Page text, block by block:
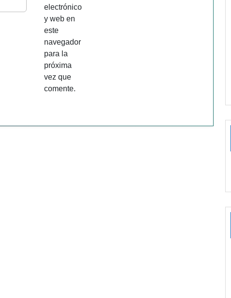
electrónico
y web en
este
navegador
para la
próxima
vez que
comente.